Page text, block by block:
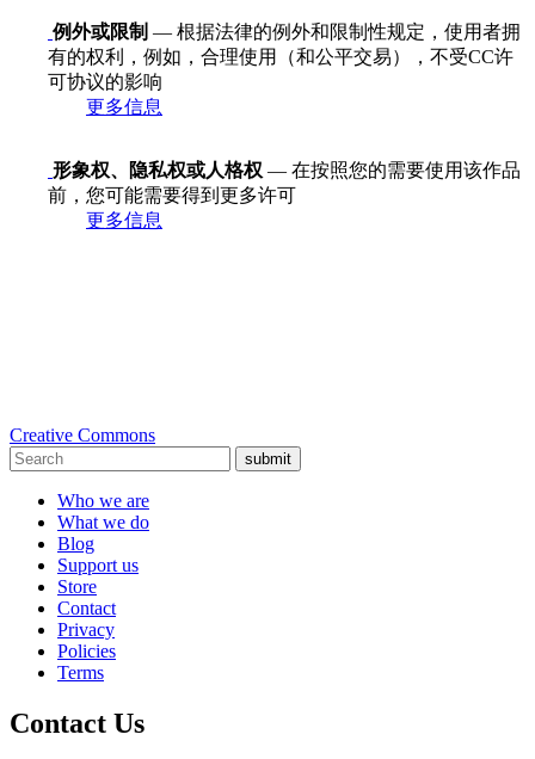
例外或限制 — 根据法律的例外和限制性规定，使用者拥
有的权利，例如，合理使用（和公平交易），不受CC许
可协议的影响
更多信息
形象权、隐私权或人格权 — 在按照您的需要使用该作品
前，您可能需要得到更多许可
更多信息
Creative Commons
submit
Who we are
What we do
Blog
Support us
Store
Contact
Privacy
Policies
Terms
Contact Us